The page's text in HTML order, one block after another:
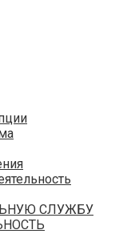
СЛУЖБУ